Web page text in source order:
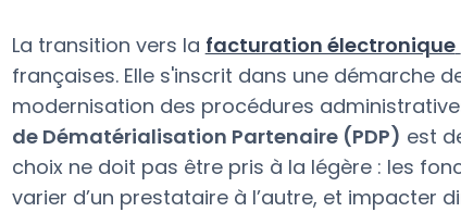
La transition vers la facturation électronique
françaises. Elle s'inscrit dans une démarche
modernisation des procédures
de Dématérialisation Partenaire (PDP) est
choix ne doit pas être pris à la légère : les
varier d’un prestataire à l’autre, et